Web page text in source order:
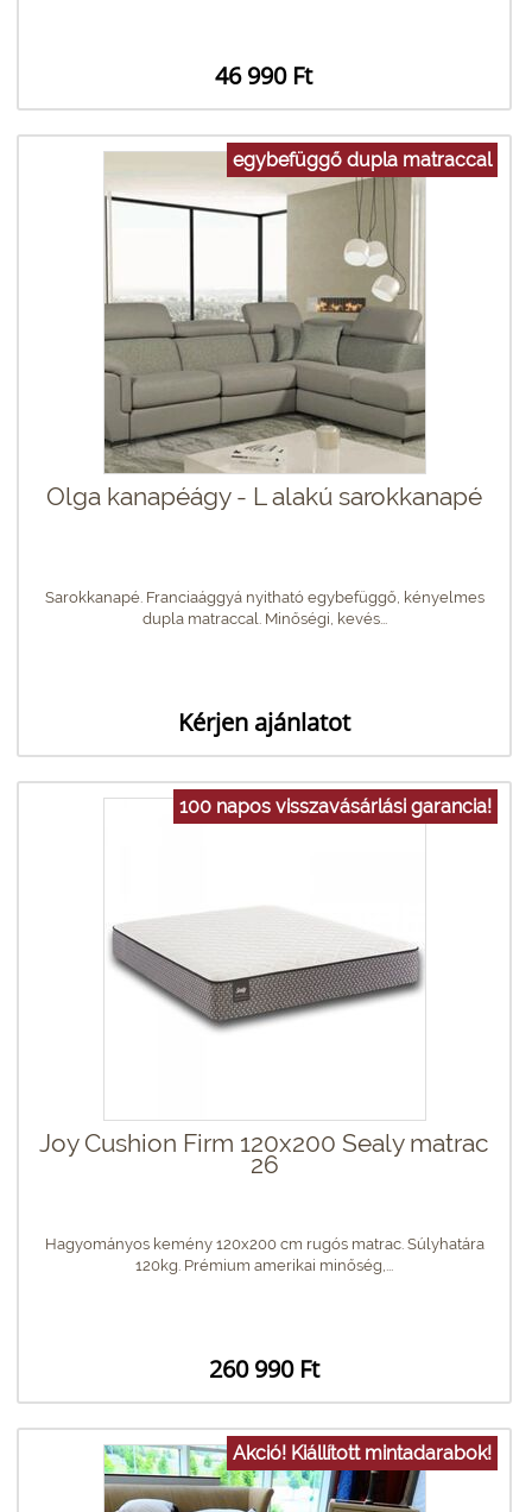
46 990 Ft
egybefüggő dupla matraccal
Olga kanapéágy - L alakú sarokkanapé
Sarokkanapé. Franciaággyá nyitható egybefüggő, kényelmes
dupla matraccal. Minőségi, kevés...
Kérjen ajánlatot
100 napos visszavásárlási garancia!
Joy Cushion Firm 120x200 Sealy matrac
26
Hagyományos kemény 120x200 cm rugós matrac. Súlyhatára
120kg. Prémium amerikai minőség,...
260 990 Ft
Akció! Kiállított mintadarabok!